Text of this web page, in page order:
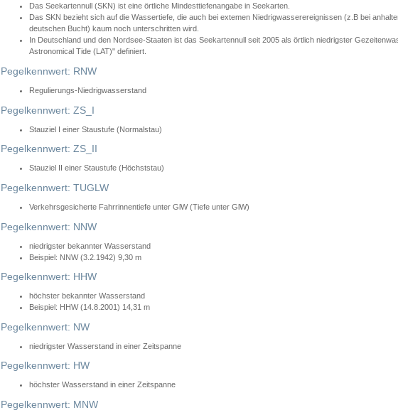
Das Seekartennull (SKN) ist eine örtliche Mindesttiefenangabe in Seekarten.
Das SKN bezieht sich auf die Wassertiefe, die auch bei extemen Niedrigwasserereignissen (z.B bei
deutschen Bucht) kaum noch unterschritten wird.
In Deutschland und den Nordsee-Staaten ist das Seekartennull seit 2005 als örtlich niedrigster
Astronomical Tide (LAT)" definiert.
Pegelkennwert: RNW
Regulierungs-Niedrigwasserstand
Pegelkennwert: ZS_I
Stauziel I einer Staustufe (Normalstau)
Pegelkennwert: ZS_II
Stauziel II einer Staustufe (Höchststau)
Pegelkennwert: TUGLW
Verkehrsgesicherte Fahrrinnentiefe unter GlW (Tiefe unter GlW)
Pegelkennwert: NNW
niedrigster bekannter Wasserstand
Beispiel: NNW (3.2.1942) 9,30 m
Pegelkennwert: HHW
höchster bekannter Wasserstand
Beispiel: HHW (14.8.2001) 14,31 m
Pegelkennwert: NW
niedrigster Wasserstand in einer Zeitspanne
Pegelkennwert: HW
höchster Wasserstand in einer Zeitspanne
Pegelkennwert: MNW